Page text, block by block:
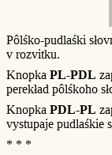
Pôlśko-pudlaśki
v rozvitku.
Knopka PL-PDL
perekład pôlśkoho
Knopka PDL-PL
vystupaje pudlaśkie
* * *